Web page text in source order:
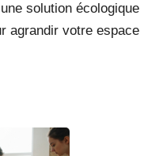
solution écologique
agrandir votre espace